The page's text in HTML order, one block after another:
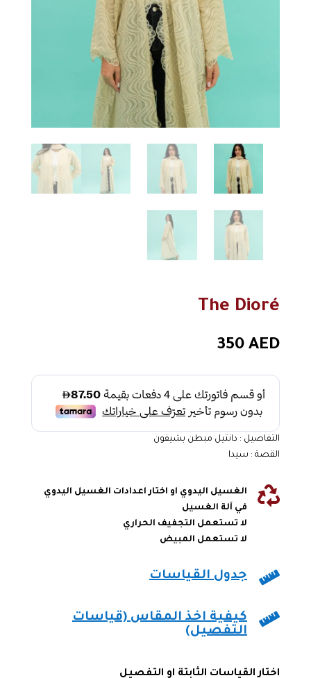
The Dioré
350AED
التفاصيل : دانتيل مبطن بشيفون
القصة : سيدا

الغسيل اليدوي او اختار اعدادات الغسيل اليدوي
في آلة الغسيل
لا تستعمل التجفيف الحراري
لا تستعمل المبيض
 جدول القياسات

كيفية اخذ المقاس (قياسات
التفصيل)
اختار القياسات الثابتة او التفصيل